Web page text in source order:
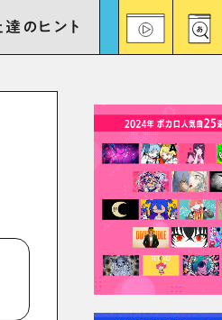
達のヒント